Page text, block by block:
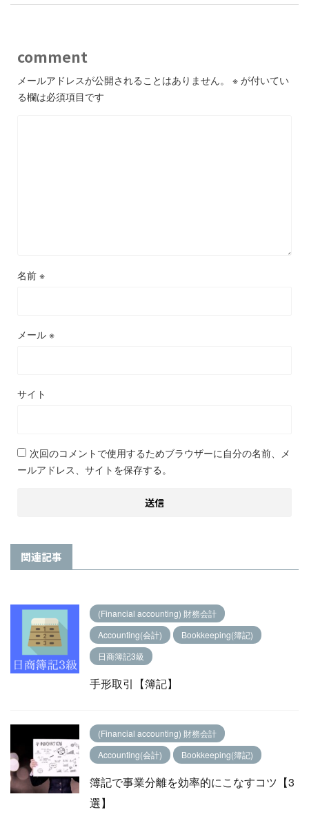
comment
メールアドレスが公開されることはありません。 ※ が付いてい
る欄は必須項目です
名前 ※
メール ※
サイト
次回のコメントで使用するためブラウザーに自分の名前、メ
ールアドレス、サイトを保存する。
関連記事
(Financial accounting) 財務会計
Accounting(会計)
Bookkeeping(簿記)
日商簿記3級
手形取引【簿記】
(Financial accounting) 財務会計
Accounting(会計)
Bookkeeping(簿記)
簿記で事業分離を効率的にこなすコツ【3
選】